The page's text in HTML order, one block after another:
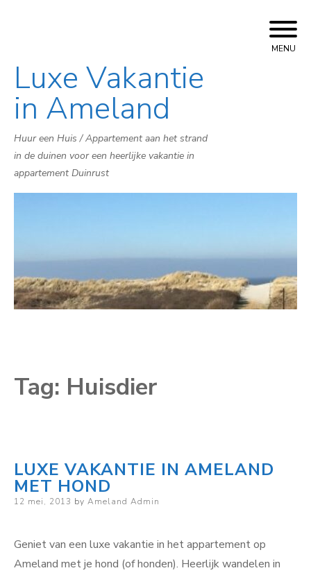
Skip
to
content
Luxe Vakantie
in Ameland
Huur een Huis / Appartement aan het strand
in de duinen voor een heerlijke vakantie in
appartement Duinrust
MENU
Tag: Huisdier
LUXE VAKANTIE IN AMELAND
MET HOND
Posted
12 mei, 2013 by Ameland Admin
Geniet van een luxe vakantie in het appartement op
Ameland met je hond (of honden). Heerlijk wandelen in